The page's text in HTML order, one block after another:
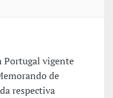
Portugal vigente
de
respectiva